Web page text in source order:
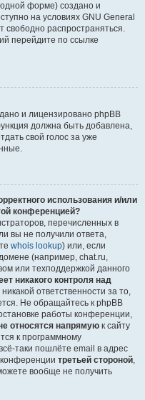
форме) создано и
на условиях GNU General
свободно распространяться.
перейдите по ссылке
и лицензировано phpBB
должна быть добавлена,
свой голос за уже
использования и/или
конференцией?
перечисленных в
вы не получили ответа,
whois lookup) или, если
(например, chat.ru,
или техподдержкой данного
никакого контроля над
ответственности за то,
Не обращайтесь к phpBB
работы конференции,
относятся напрямую к сайту
к программному
таки пошлёте email в адрес
третьей стороной,
вообще не получить